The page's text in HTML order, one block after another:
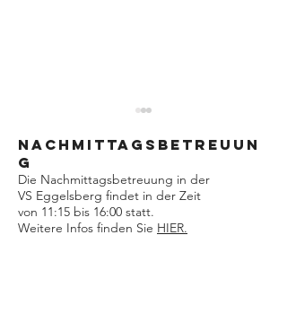
Nachmittagsbetreuun
G
Die Nachmittagsbetreuung in der
VS Eggelsberg findet in der Zeit
von 11:15 bis 16:00 statt.
Weitere Infos finden Sie HIER.